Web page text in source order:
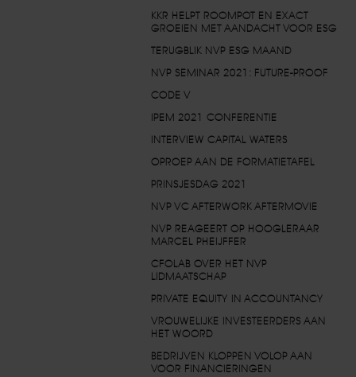
KKR HELPT ROOMPOT EN EXACT
GROEIEN MET AANDACHT VOOR ESG
TERUGBLIK NVP ESG MAAND
NVP SEMINAR 2021: FUTURE-PROOF
CODE V
IPEM 2021 CONFERENTIE
INTERVIEW CAPITAL WATERS
OPROEP AAN DE FORMATIETAFEL
PRINSJESDAG 2021
NVP VC AFTERWORK AFTERMOVIE
NVP REAGEERT OP HOOGLERAAR
MARCEL PHEIJFFER
CFOLAB OVER HET NVP
LIDMAATSCHAP
PRIVATE EQUITY IN ACCOUNTANCY
VROUWELIJKE INVESTEERDERS AAN
HET WOORD
BEDRIJVEN KLOPPEN VOLOP AAN
VOOR FINANCIERINGEN